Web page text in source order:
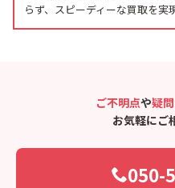
らず、スピーディーな買取を実
ご不明点や疑問
お気軽にご
050-